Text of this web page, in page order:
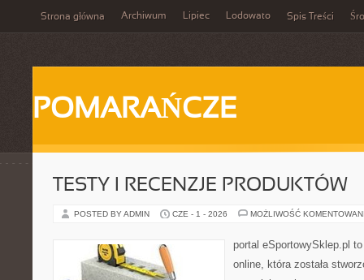
Strona główna Archiwum Lipiec Lodowato Spis Treści
POMARAŃCZE
TESTY I RECENZJE PRODUKTÓW
POSTED BY ADMIN CZE - 1 - 2026 MOŻLIWOŚĆ
portal eSportowySklep.pl
online, która została